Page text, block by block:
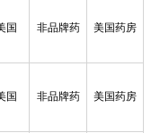
国 非品牌药 美国药房
国 非品牌药 美国药房